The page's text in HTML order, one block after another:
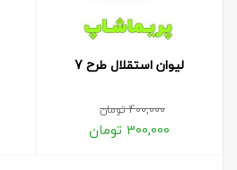
لیوان استقلال طرح 7
400,000تومان
300,000 تومان